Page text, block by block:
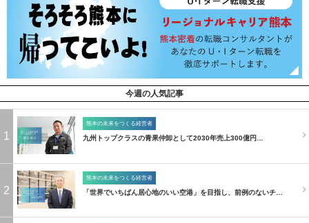
今週の人気記事
1
熊本の未来をつくる経営者
九州トップクラスの青果仲卸として2030年売上300億円…
2
熊本の未来をつくる経営者
「世界でいちばん居心地のいい空港」を目指し、前例のないチ…